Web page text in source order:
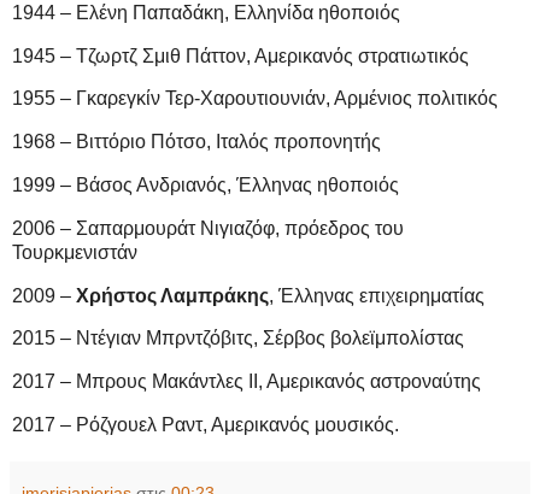
1944 – Ελένη Παπαδάκη, Ελληνίδα ηθοποιός
1945 – Τζωρτζ Σμιθ Πάττον, Αμερικανός στρατιωτικός
1955 – Γκαρεγκίν Τερ-Χαρουτιουνιάν, Αρμένιος πολιτικός
1968 – Βιττόριο Πότσο, Ιταλός προπονητής
1999 – Βάσος Ανδριανός, Έλληνας ηθοποιός
2006 – Σαπαρμουράτ Νιγιαζόφ, πρόεδρος του
Τουρκμενιστάν
2009 – Χρήστος Λαμπράκης, Έλληνας επιχειρηματίας
2015 – Ντέγιαν Μπρντζόβιτς, Σέρβος βολεϊμπολίστας
2017 – Μπρους Μακάντλες ΙΙ, Αμερικανός αστροναύτης
2017 – Ρόζγουελ Ραντ, Αμερικανός μουσικός.